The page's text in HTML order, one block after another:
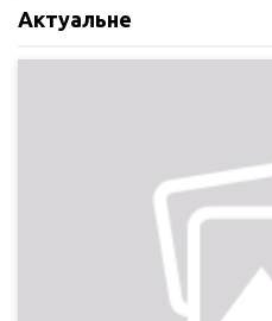
Актуальне